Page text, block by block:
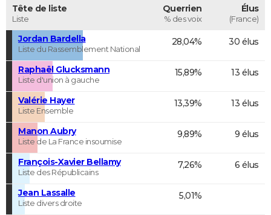
Tête de liste
Liste
Querrien
% des voix
Élus
(France)
Jordan Bardella
Liste du Rassemblement National
28,04% 30 élus
Raphaël Glucksmann
Liste d'union à gauche
15,89% 13 élus
Valérie Hayer
Liste Ensemble
13,39% 13 élus
Manon Aubry
Liste de La France insoumise
9,89% 9 élus
François-Xavier Bellamy
Liste des Républicains
7,26% 6 élus
Jean Lassalle
Liste divers droite
5,01%